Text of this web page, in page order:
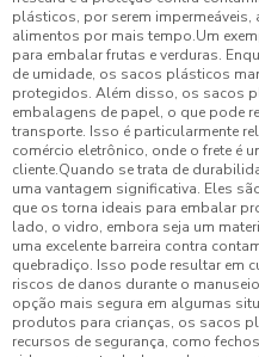
plásticos, por serem
alimentos por mais tempo.Um
para embalar frutas e verduras.
de umidade, os sacos plásticos
protegidos. Além disso, os sacos
embalagens de papel, o que pode
transporte. Isso é particularmente
comércio eletrônico, onde o frete é
cliente.Quando se trata de
uma vantagem significativa. Eles
que os torna ideais para embalar
lado, o vidro, embora seja um
uma excelente barreira contra
quebradiço. Isso pode resultar em
riscos de danos durante o
opção mais segura em algumas
produtos para crianças, os sacos
recursos de segurança, como